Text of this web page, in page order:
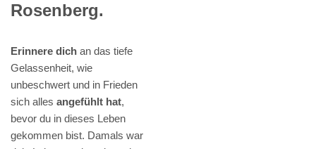
Rosenberg.
Erinnere dich an das tiefe
Gelassenheit, wie
unbeschwert und in Frieden
sich alles angefühlt hat,
bevor du in dieses Leben
gekommen bist. Damals war